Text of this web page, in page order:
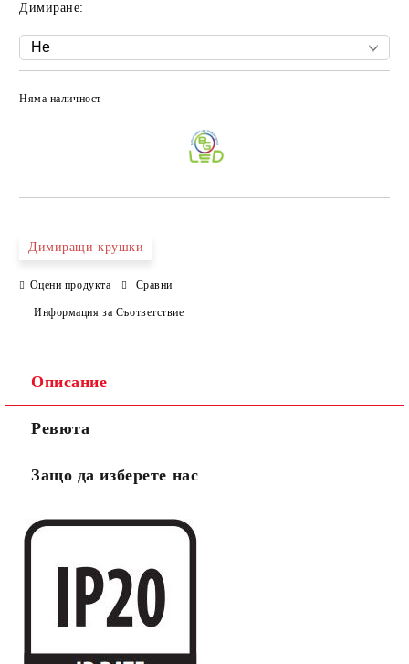
Димиране:
Няма наличност
Димиращи крушки
Оцени продукта Сравни
Информация за Съответствие
Описание
Ревюта
Защо да изберете нас